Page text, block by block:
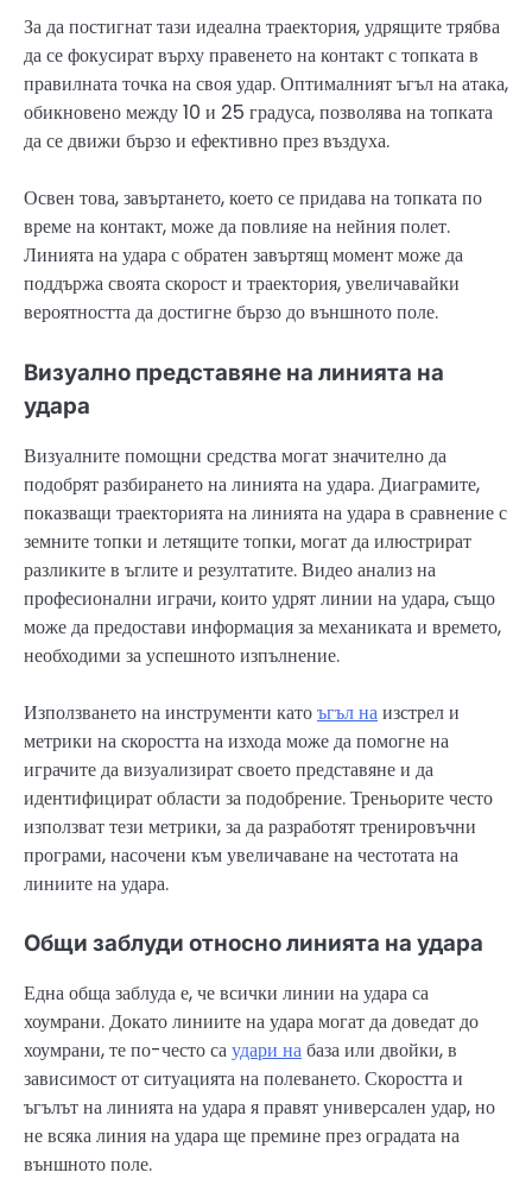
За да постигнат тази идеална траектория, удрящите трябва
да се фокусират върху правенето на контакт с топката в
правилната точка на своя удар. Оптималният ъгъл на атака,
обикновено между 10 и 25 градуса, позволява на топката
да се движи бързо и ефективно през въздуха.
Освен това, завъртането, което се придава на топката по
време на контакт, може да повлияе на нейния полет.
Линията на удара с обратен завъртящ момент може да
поддържа своята скорост и траектория, увеличавайки
вероятността да достигне бързо до външното поле.
Визуално представяне на линията на
удара
Визуалните помощни средства могат значително да
подобрят разбирането на линията на удара. Диаграмите,
показващи траекторията на линията на удара в сравнение с
земните топки и летящите топки, могат да илюстрират
разликите в ъглите и резултатите. Видео анализ на
професионални играчи, които удрят линии на удара, също
може да предостави информация за механиката и времето,
необходими за успешното изпълнение.
Използването на инструменти катоъгъл наизстрел и
метрики на скоростта на изхода може да помогне на
играчите да визуализират своето представяне и да
идентифицират области за подобрение. Треньорите често
използват тези метрики, за да разработят тренировъчни
програми, насочени към увеличаване на честотата на
линиите на удара.
Общи заблуди относно линията на удара
Една обща заблуда е, че всички линии на удара са
хоумрани. Докато линиите на удара могат да доведат до
хоумрани, те по-често саудари набаза или двойки, в
зависимост от ситуацията на полеването. Скоростта и
ъгълът на линията на удара я правят универсален удар, но
не всяка линия на удара ще премине през оградата на
външното поле.